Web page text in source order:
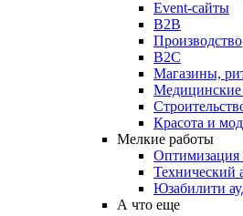
Event-сайты
B2B
Производство
B2C
Магазины,
Медицинские
Красота и
Мелкие работы
Оптимизация
Технический
Юзабилити
А что еще